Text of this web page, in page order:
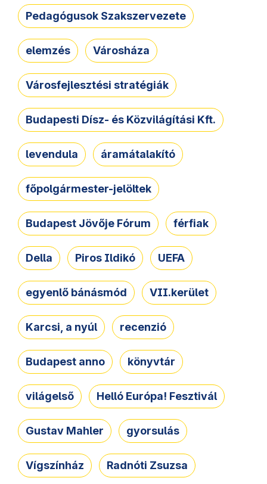
Pedagógusok Szakszervezete
elemzés Városháza
Városfejlesztési stratégiák
Budapesti Dísz- és Közvilágítási Kft.
levendula áramátalakító
főpolgármester-jelöltek
Budapest Jövője Fórum férfiak
Della Piros Ildikó UEFA
egyenlő bánásmód VII.kerület
Karcsi, a nyúl recenzió
Budapest anno könyvtár
világelső Helló Európa! Fesztivál
Gustav Mahler gyorsulás
Vígszínház Radnóti Zsuzsa